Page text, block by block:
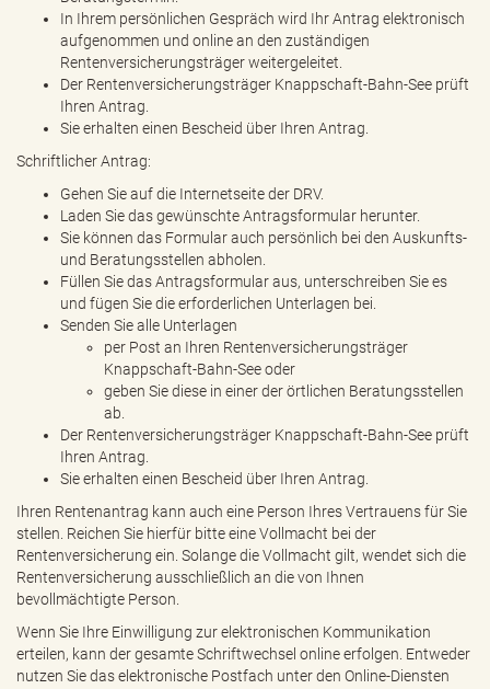
In Ihrem persönlichen Gespräch wird Ihr Antrag elektronisch
aufgenommen und online an den zuständigen
Rentenversicherungsträger weitergeleitet.
Der Rentenversicherungsträger Knappschaft-Bahn-See prüft
Ihren Antrag.
Sie erhalten einen Bescheid über Ihren Antrag.
Schriftlicher Antrag:
Gehen Sie auf die Internetseite der DRV.
Laden Sie das gewünschte Antragsformular herunter.
Sie können das Formular auch persönlich bei den Auskunfts-
und Beratungsstellen abholen.
Füllen Sie das Antragsformular aus, unterschreiben Sie es
und fügen Sie die erforderlichen Unterlagen bei.
Senden Sie alle Unterlagen
per Post an Ihren Rentenversicherungsträger
Knappschaft-Bahn-See oder
geben Sie diese in einer der örtlichen Beratungsstellen
ab.
Der Rentenversicherungsträger Knappschaft-Bahn-See prüft
Ihren Antrag.
Sie erhalten einen Bescheid über Ihren Antrag.
Ihren Rentenantrag kann auch eine Person Ihres Vertrauens für Sie
stellen. Reichen Sie hierfür bitte eine Vollmacht bei der
Rentenversicherung ein. Solange die Vollmacht gilt, wendet sich die
Rentenversicherung ausschließlich an die von Ihnen
bevollmächtigte Person.
Wenn Sie Ihre Einwilligung zur elektronischen Kommunikation
erteilen, kann der gesamte Schriftwechsel online erfolgen. Entweder
nutzen Sie das elektronische Postfach unter den Online-Diensten